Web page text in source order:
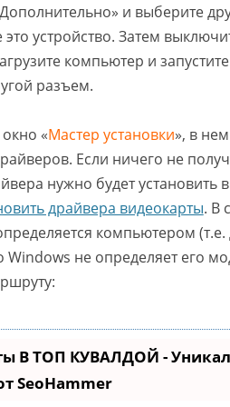
и выберите
это устройство. Затем
компьютер и
разъем.
«Мастер установки», в
Если ничего не
нужно будет установить
драйвера видеокарты. В
компьютером
Windows не определяет его
В ТОП КУВАЛДОЙ -
SeoHammer